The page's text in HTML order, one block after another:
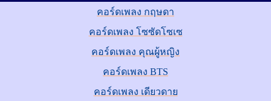
คอร์ดเพลง กฤษดา
คอร์ดเพลง โซซัดโซเซ
คอร์ดเพลง คุณผู้หญิง
คอร์ดเพลง BTS
คอร์ดเพลง เดียวดาย